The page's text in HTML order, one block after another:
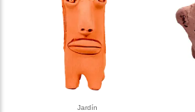
Jardín